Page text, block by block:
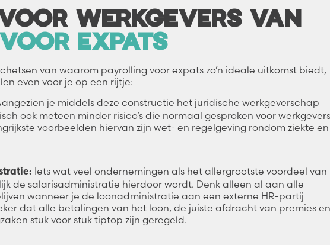
WERKGEVERS VAN
EXPATS
van waarom payrolling voor expats zo’n ideale uitkomst biedt,
even voor je op een rijtje:
je middels deze constructie het juridische werkgeverschap
ook meteen minder risico’s die normaal gesproken voor werkgevers
voorbeelden hiervan zijn wet- en regelgeving rondom ziekte en
Iets wat veel ondernemingen als het allergrootste voordeel van
de salarisadministratie hierdoor wordt. Denk alleen al aan alle
wanneer je de loonadministratie aan een externe HR-partij
dat alle betalingen van het loon, de juiste afdracht van premies en
stuk voor stuk tiptop zijn geregeld.